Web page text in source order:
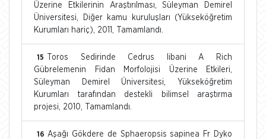
Üzerine Etkilerinin Araştırılması, Süleyman Demirel
Üniversitesi, Diğer kamu kuruluşları (Yükseköğretim
Kurumları hariç), 2011, Tamamlandı.
15
Toros Sedirinde Cedrus libani A Rich
Gübrelemenin Fidan Morfolojisi Üzerine Etkileri,
Süleyman Demirel Üniversitesi, Yükseköğretim
Kurumları tarafından destekli bilimsel araştırma
projesi, 2010, Tamamlandı.
16 Aşağı Gökdere de Sphaeropsis sapinea Fr Dyko